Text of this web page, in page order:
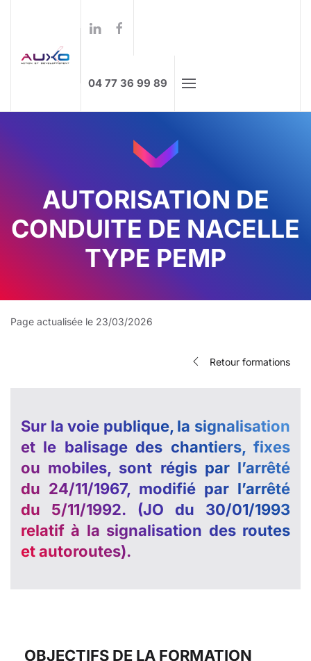
Skip to main content
04 77 36 99 89
AUTORISATION DE
CONDUITE DE NACELLE
TYPE PEMP
Page actualisée le 23/03/2026
Retour formations
Sur la voie publique, la signalisation
et le balisage des chantiers, fixes
ou mobiles, sont régis par l’arrêté
du 24/11/1967, modifié par l’arrêté
du 5/11/1992. (JO du 30/01/1993
relatif à la signalisation des routes
et autoroutes).
OBJECTIFS DE LA FORMATION